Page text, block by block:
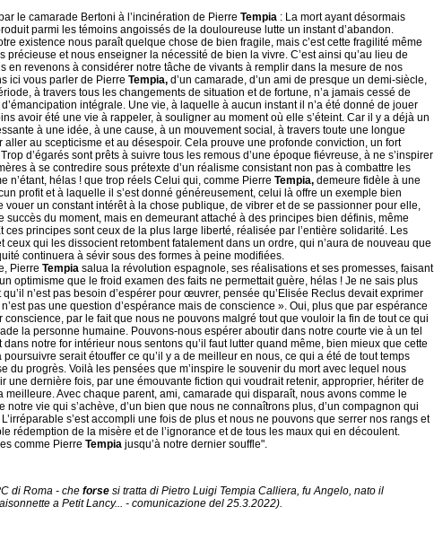
le camarade Bertoni à l’incinération de Pierre Tempia : La mort ayant désormais
parmi les témoins angoissés de la douloureuse lutte un instant d’abandon.
existence nous paraît quelque chose de bien fragile, mais c’est cette fragilité même
précieuse et nous enseigner la nécessité de bien la vivre. C’est ainsi qu’au lieu de
en revenons à considérer notre tâche de vivants à remplir dans la mesure de nos
ici vous parler de Pierre Tempia, d’un camarade, d’un ami de presque un demi-siècle,
à travers tous les changements de situation et de fortune, n’a jamais cessé de
intégrale. Une vie, à laquelle à aucun instant il n’a été donné de jouer
avoir été une vie à rappeler, à souligner au moment où elle s’éteint. Car il y a déjà un
à une idée, à une cause, à un mouvement social, à travers toute une longue
au scepticisme et au désespoir. Cela prouve une profonde conviction, un fort
d’égarés sont prêts à suivre tous les remous d’une époque fiévreuse, à ne s’inspirer
à se contredire sous prétexte d’un réalisme consistant non pas à combattre les
n’étant, hélas ! que trop réels Celui qui, comme Pierre Tempia, demeure fidèle à une
profit et à laquelle il s’est donné généreusement, celui là offre un exemple bien
vouer un constant intérêt à la chose publique, de vibrer et de se passionner pour elle,
succès du moment, mais en demeurant attaché à des principes bien définis, même
ces principes sont ceux de la plus large liberté, réalisée par l’entière solidarité. Les
ceux qui les dissocient retombent fatalement dans un ordre, qui n’aura de nouveau que
continuera à sévir sous des formes à peine modifiées.
Pierre Tempia salua la révolution espagnole, ses réalisations et ses promesses, faisant
optimisme que le froid examen des faits ne permettait guère, hélas ! Je ne sais plus
n’est pas besoin d’espérer pour œuvrer, pensée qu’Elisée Reclus devait exprimer
pas une question d’espérance mais de conscience ». Oui, plus que par espérance
par le fait que nous ne pouvons malgré tout que vouloir la fin de tout ce qui
la personne humaine. Pouvons-nous espérer aboutir dans notre courte vie à un tel
notre for intérieur nous sentons qu’il faut lutter quand même, bien mieux que cette
poursuivre serait étouffer ce qu’il y a de meilleur en nous, ce qui a été de tout temps
du progrès. Voilà les pensées que m’inspire le souvenir du mort avec lequel nous
une dernière fois, par une émouvante fiction qui voudrait retenir, approprier, hériter de
meilleure. Avec chaque parent, ami, camarade qui disparaît, nous avons comme le
notre vie qui s’achève, d’un bien que nous ne connaîtrons plus, d’un compagnon qui
s’est accompli une fois de plus et nous ne pouvons que serrer nos rangs et
rédemption de la misère et de l’ignorance et de tous les maux qui en découlent.
comme Pierre Tempia jusqu’à notre dernier souffle".
di Roma - che forse si tratta di Pietro Luigi Tempia Calliera, fu Angelo, nato il
a Petit Lancy... - comunicazione del 25.3.2022).